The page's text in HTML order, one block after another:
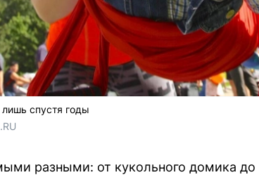
спустя годы
разными: от кукольного домика до